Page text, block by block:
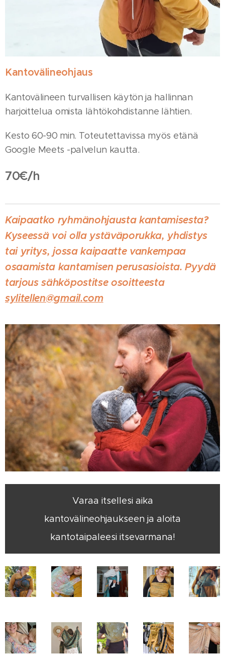
Kantovälineohjaus
Kantovälineen turvallisen käytön ja hallinnan
harjoittelua omista lähtökohdistanne lähtien.
Kesto 60-90 min. Toteutettavissa myös etänä
Google Meets -palvelun kautta.
70€/h
Kaipaatko ryhmänohjausta kantamisesta?
Kyseessä voi olla ystäväporukka, yhdistys
tai yritys, jossa kaipaatte vankempaa
osaamista kantamisen perusasioista. Pyydä
tarjous sähköpostitse osoitteesta
sylitellen@gmail.com
Varaa itsellesi aika
kantovälineohjaukseen ja aloita
kantotaipaleesi itsevarmana!